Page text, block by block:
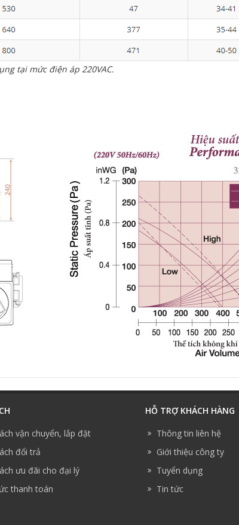
tại mức điện áp 220VAC.
vận chuyển, lắp đặt
đổi trả
ưu đãi cho đại lý
thanh toán
HỖ TRỢ KHÁCH HÀNG
Thông tin liên hệ
Giới thiệu công ty
Tuyển dụng
Tin tức